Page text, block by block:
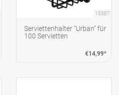
15387
Serviettenhalter "Urban" für
100 Servietten
€14,99*